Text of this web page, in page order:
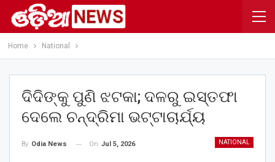
Home National
ଦିଦିଙ୍କୁ ପୁଣି ଝଟକା; ଦଳରୁ ଇସ୍ତଫା
ଦେଲେ ଚନ୍ଦ୍ରିମା ଭଟ୍ଟାଚାର୍ଯ୍ୟ
NATIONAL
By Odia News On Jul 5, 2026